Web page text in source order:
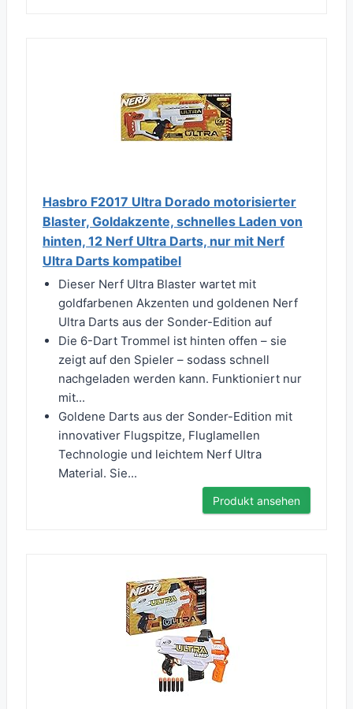
Hasbro F2017 Ultra Dorado motorisierter
Blaster, Goldakzente, schnelles Laden von
hinten, 12 Nerf Ultra Darts, nur mit Nerf
Ultra Darts kompatibel
Dieser Nerf Ultra Blaster wartet mit
goldfarbenen Akzenten und goldenen Nerf
Ultra Darts aus der Sonder-Edition auf
Die 6-Dart Trommel ist hinten offen – sie
zeigt auf den Spieler – sodass schnell
nachgeladen werden kann. Funktioniert nur
mit...
Goldene Darts aus der Sonder-Edition mit
innovativer Flugspitze, Fluglamellen
Technologie und leichtem Nerf Ultra
Material. Sie...
Produkt ansehen